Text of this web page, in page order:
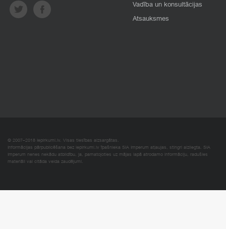
Vadība un konsultācijas
Atsauksmes
© 2007–2018 Iepirkumi.lv. Visas tiesības aizsargātas.
Informācijas pārpublicēšana bez iepirkumi.lv īpašnieka SIA Imperum atļaujas, stingri aizliegta. SIA
Imperum nenes nekādu atbildību, ja, pamatojoties uz mājas lapā atrodamo informāciju, radušies
materiāli vai citāda veida zaudējumi.